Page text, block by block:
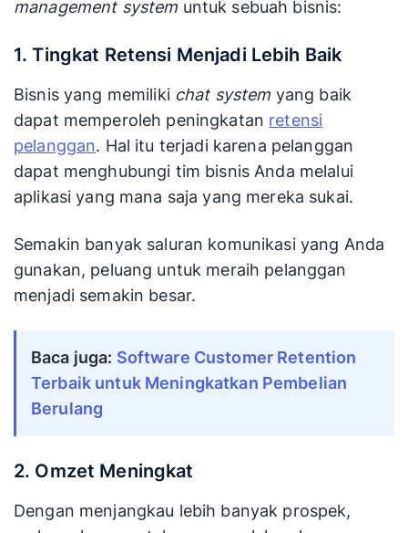
management system untuk sebuah bisnis:
1. Tingkat Retensi Menjadi Lebih Baik
Bisnis yang memiliki chat system yang baik
dapat memperoleh peningkatan retensi
pelanggan. Hal itu terjadi karena pelanggan
dapat menghubungi tim bisnis Anda melalui
aplikasi yang mana saja yang mereka sukai.
Semakin banyak saluran komunikasi yang Anda
gunakan, peluang untuk meraih pelanggan
menjadi semakin besar.
Baca juga: Software Customer Retention
Terbaik untuk Meningkatkan Pembelian
Berulang
2. Omzet Meningkat
Dengan menjangkau lebih banyak prospek,